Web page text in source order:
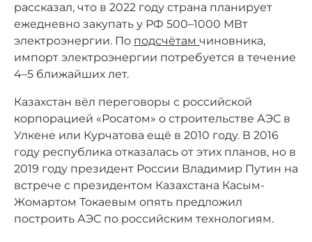
рассказал, что в 2022 году страна планирует
ежедневно закупать у РФ 500–1000 МВт
электроэнергии. По подсчётам чиновника,
импорт электроэнергии потребуется в течение
4–5 ближайших лет.
Казахстан вёл переговоры с российской
корпорацией «Росатом» о строительстве АЭС в
Улкене или Курчатова ещё в 2010 году. В 2016
году республика отказалась от этих планов, но в
2019 году президент России Владимир Путин на
встрече с президентом Казахстана Касым-
Жомартом Токаевым опять предложил
построить АЭС по российским технологиям.